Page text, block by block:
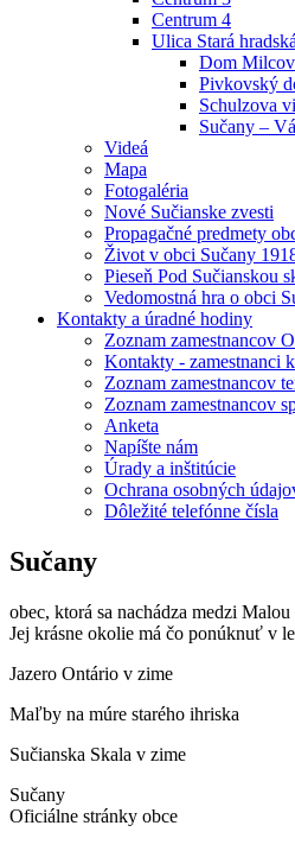
Centrum 4
Ulica Stará hradská
Dom
Pivkovský
Schulzova
Sučany –
Videá
Mapa
Fotogaléria
Nové Sučianske zvesti
Propagačné predmety
Život v obci Sučany
Pieseň Pod Sučianskou
Vedomostná hra o obci
Kontakty a úradné hodiny
Zoznam zamestnancov
Kontakty - zamestnanci
Zoznam zamestnancov
Zoznam zamestnancov
Anketa
Napíšte nám
Úrady a inštitúcie
Ochrana osobných
Dôležité telefónne čísla
Sučany
obec, ktorá sa nachádza medzi
Jej krásne okolie má čo ponúknuť v
Jazero Ontário v zime
Maľby na múre starého ihriska
Sučianska Skala v zime
Sučany
Oficiálne stránky obce